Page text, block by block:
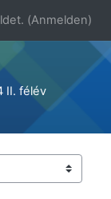
(Anmelden)
II. félév